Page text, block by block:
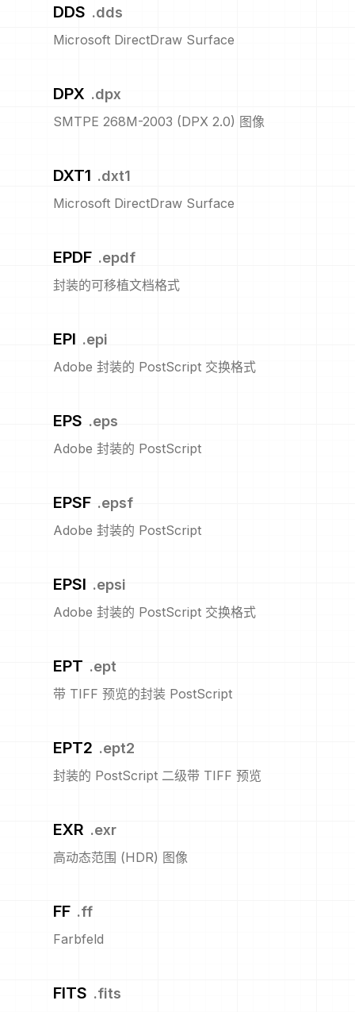
DDS .dds
Microsoft DirectDraw Surface
DPX .dpx
SMTPE 268M-2003 (DPX 2.0) 图像
DXT1 .dxt1
Microsoft DirectDraw Surface
EPDF .epdf
封装的可移植文档格式
EPI .epi
Adobe 封装的 PostScript 交换格式
EPS .eps
Adobe 封装的 PostScript
EPSF .epsf
Adobe 封装的 PostScript
EPSI .epsi
Adobe 封装的 PostScript 交换格式
EPT .ept
带 TIFF 预览的封装 PostScript
EPT2 .ept2
封装的 PostScript 二级带 TIFF 预览
EXR .exr
高动态范围 (HDR) 图像
FF .ff
Farbfeld
FITS .fits